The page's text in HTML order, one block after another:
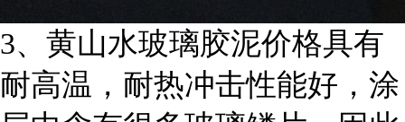
3、黄山水玻璃胶泥价格具有
耐高温，耐热冲击性能好，涂